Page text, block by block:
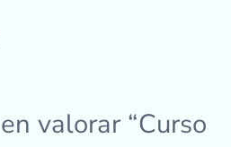
valorar “Curso